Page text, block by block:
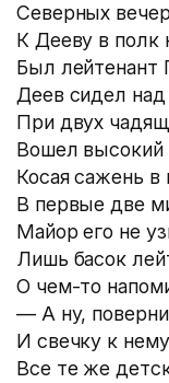
Северных
К Дееву в полк
Был лейтенант
Деев сидел над
При двух
Вошел высокий
Косая сажень в
В первые две
Майор его не
Лишь басок
О чем-то
— А ну,
И свечку к
Все те же